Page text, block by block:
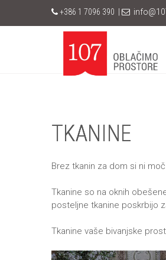
+386 1 7096 390
TKANINE
Brez tkanin za dom si ni
Tkanine so na oknih
posteljne tkanine poskrbijo
Tkanine vaše bivanjske